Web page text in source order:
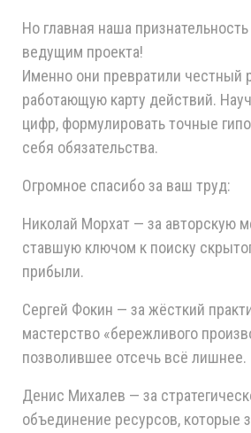
Но главная наша
ведущим проекта!
Именно они превратили честный
работающую карту действий.
цифр, формулировать точные
себя обязательства.
Огромное спасибо за ваш труд:
Николай Морхат — за авторскую
ставшую ключом к поиску
прибыли.
Сергей Фокин — за жёсткий
мастерство «бережливого
позволившее отсечь всё лишнее.
Денис Михалев — за
объединение ресурсов, которые